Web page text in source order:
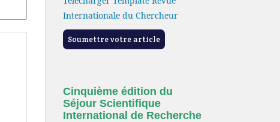
Internationale du Chercheur
Soumettre votre article
Cinquième édition du
Séjour Scientifique
International de Recherche